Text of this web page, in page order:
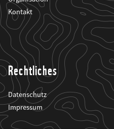
Kontakt
Rechtliches
Datenschutz
Impressum